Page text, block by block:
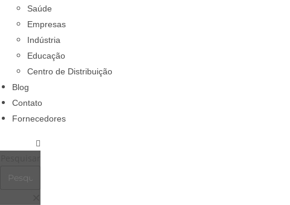
Saúde
Empresas
Indústria
Educação
Centro de Distribuição
Blog
Contato
Fornecedores